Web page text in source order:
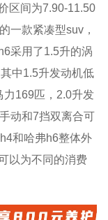
区间为7.90-11.50
一款紧凑型suv，
采用了1.5升的涡
中1.5升发动机低
力169匹，2.0升发
动和7挡双离合可
和哈弗h6整体外
以为不同的消费